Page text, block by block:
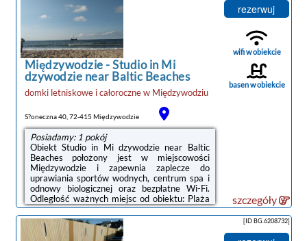
znajduje się Plaża w Międzywodziu.W domu
wakacyjnym zapewniono klimatyzację oraz
salon. Wyposażenie obejmuje też telewizor z
dostępem do kanałów kablowych. Do
dyspozycji Gości jest część wypoczynkowa,
jadalnia oraz kuchnia z ...
Międzywodzie-Studio in Mi
dzywodzie near Baltic Beaches
domki letniskowe i całorocznew Międzywodziu
S?oneczna 40, 72-415 Międzywodzie
Posiadamy: 1 pokój
Obiekt Studio in Mi dzywodzie near Baltic
Beaches położony jest w miejscowości
Międzywodzie i zapewnia zaplecze do
uprawiania sportów wodnych, centrum spa i
odnowy biologicznej oraz bezpłatne Wi-Fi.
Odległość ważnych miejsc od obiektu: Plaża
w Międzywodziu – 1,1 km. Odległość
ważnych miejsc od domu wakacyjnego:
Dworzec PKP Świnoujście – 37 km, Park
rezerwuj
wifi w obiekcie
basen w obiekcie
szczegóły
[ID BG.6208732]